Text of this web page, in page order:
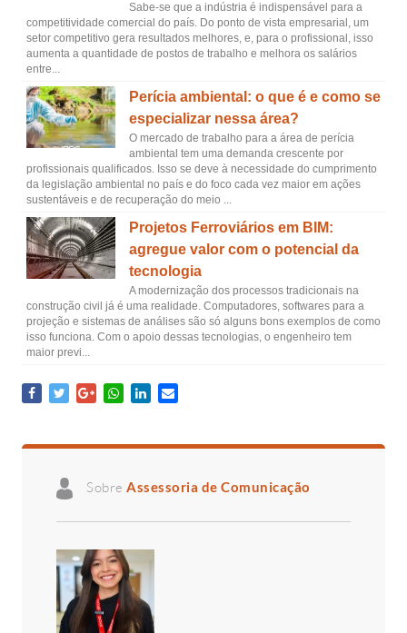
Sabe-se que a indústria é indispensável para a
competitividade comercial do país. Do ponto de vista empresarial, um
setor competitivo gera resultados melhores, e, para o profissional, isso
aumenta a quantidade de postos de trabalho e melhora os salários
entre...
Perícia ambiental: o que é e como se
especializar nessa área?
O mercado de trabalho para a área de perícia
ambiental tem uma demanda crescente por
profissionais qualificados. Isso se deve à necessidade do cumprimento
da legislação ambiental no país e do foco cada vez maior em ações
sustentáveis e de recuperação do meio ...
Projetos Ferroviários em BIM:
agregue valor com o potencial da
tecnologia
A modernização dos processos tradicionais na
construção civil já é uma realidade. Computadores, softwares para a
projeção e sistemas de análises são só alguns bons exemplos de como
isso funciona. Com o apoio dessas tecnologias, o engenheiro tem
maior previ...
Sobre Assessoria de Comunicação